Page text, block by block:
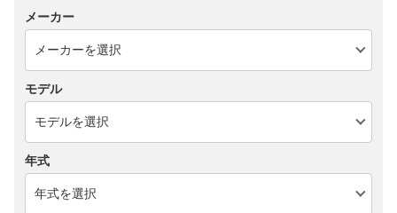
メーカー
モデル
年式